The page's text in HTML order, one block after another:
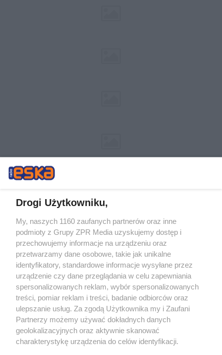
Żaden utwór zamieszczony w serwisie nie może być powielany i
rozpowszechniany lub dalej rozpowszechniany w jakikolwiek sposób (w
tym także elektroniczny lub mechaniczny) na jakimkolwiek polu
eksploatacji w jakiejkolwiek formie, włącznie z umieszczaniem w
Internecie bez pisemnej zgody właściciela praw. Jakiekolwiek użycie lub
wykorzystanie utworów w całości lub w części z naruszeniem prawa,
tzn. bez właściwej zgody, jest zabronione pod groźbą kary i może być
ścigane prawnie.
Drogi Użytkowniku,
My, naszych 1160 zaufanych partnerów oraz inne
podmioty z Grupy ZPR Media uzyskujemy dostęp i
przechowujemy informacje na urządzeniu oraz
przetwarzamy dane osobowe, takie jak unikalne
identyfikatory, standardowe informacje wysyłane przez
urządzenie czy dane przeglądania w celu zapewniania
spersonalizowanych reklam, wybór spersonalizowanych
treści, pomiar reklam i treści, badanie odbiorców oraz
ulepszanie usług. Za zgodą Użytkownika my i Zaufani
Partnerzy możemy używać dokładnych danych
geolokalizacyjnych oraz aktywnie skanować
charakterystykę urządzenia do celów identyfikacji.